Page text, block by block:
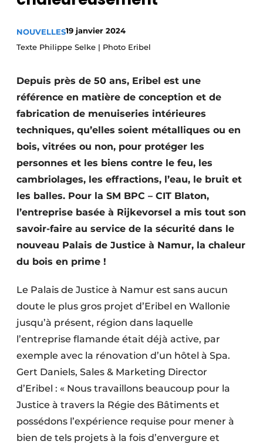
NOUVELLES19 janvier 2024
Texte Philippe Selke | Photo Eribel
Depuis près de 50 ans, Eribel est une
référence en matière de conception et de
fabrication de menuiseries intérieures
techniques, qu’elles soient métalliques ou en
bois, vitrées ou non, pour protéger les
personnes et les biens contre le feu, les
cambriolages, les effractions, l’eau, le bruit et
les balles. Pour la SM BPC – CIT Blaton,
l’entreprise basée à Rijkevorsel a mis tout son
savoir-faire au service de la sécurité dans le
nouveau Palais de Justice à Namur, la chaleur
du bois en prime !
Le Palais de Justice à Namur est sans aucun
doute le plus gros projet d’Eribel en Wallonie
jusqu’à présent, région dans laquelle
l’entreprise flamande était déjà active, par
exemple avec la rénovation d’un hôtel à Spa.
Gert Daniels, Sales & Marketing Director
d’Eribel : « Nous travaillons beaucoup pour la
Justice à travers la Régie des Bâtiments et
possédons l’expérience requise pour mener à
bien de tels projets à la fois d’envergure et